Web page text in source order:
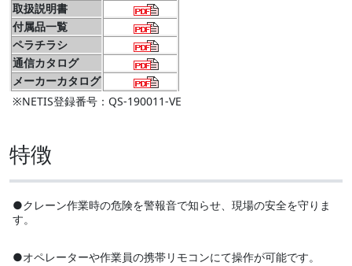
取扱説明書
付属品一覧
ペラチラシ
通信カタログ
メーカーカタログ
※NETIS登録番号：QS-190011-VE
特徴
●クレーン作業時の危険を警報音で知らせ、現場の安全を守りま
す。
●オペレーターや作業員の携帯リモコンにて操作が可能です。